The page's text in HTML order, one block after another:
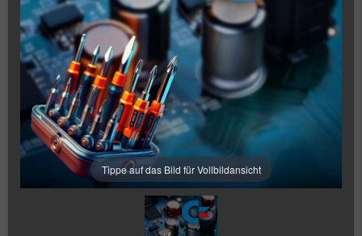
Tippe auf das Bild für Vollbildansicht